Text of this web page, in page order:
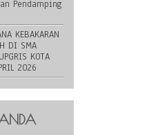
Pendamping
KEBAKARAN
DI SMA
KOTA
2026